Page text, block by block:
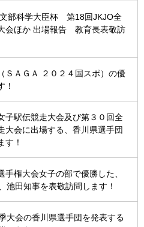
部科学大臣杯 第18回JKJO全
会ほか 出場報告 教育長表敬訪
ＳＡＧＡ ２０２４国スポ）の優
！
子駅伝競走大会及び第３０回全
大会に出場する、香川県選手団
す！
権大会女子の部で優勝した、
池田知事を表敬訪問します！
大会の香川県選手団を発表する